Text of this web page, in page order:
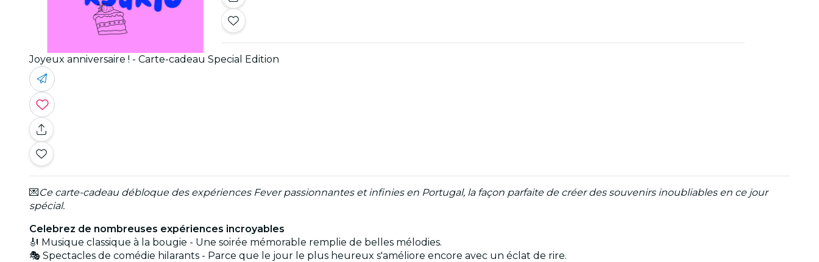
Joyeux anniversaire ! - Carte-cadeau Special Edition
💌Ce carte-cadeau débloque des expériences Fever passionnantes et infinies en Portugal, la façon parfaite de créer des souvenirs inoubliables en ce jour
spécial.
Celebrez de nombreuses expériences incroyables
🎻 Musique classique à la bougie - Une soirée mémorable remplie de belles mélodies.
🎭 Spectacles de comédie hilarants - Parce que le jour le plus heureux s'améliore encore avec un éclat de rire.